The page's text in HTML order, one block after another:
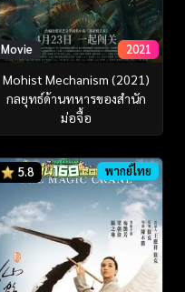
Movie 2021
Mohist Mechanism (2021)
กลยุทธ์ด้านทหารของสำนัก
ม่อจื้อ
5.8 พากย์ไทย